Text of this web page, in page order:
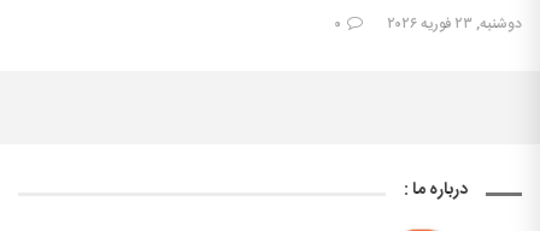
دوشنبه, ۲۳ فوریه ۲۰۲۶ ۰
درباره ما :